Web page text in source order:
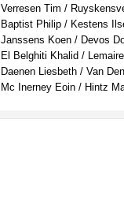
Verresen Tim /
Baptist Philip / Kestens
Janssens Koen / Devos
El Belghiti Khalid /
Daenen Liesbeth / Van
Mc Inerney Eoin / Hintz